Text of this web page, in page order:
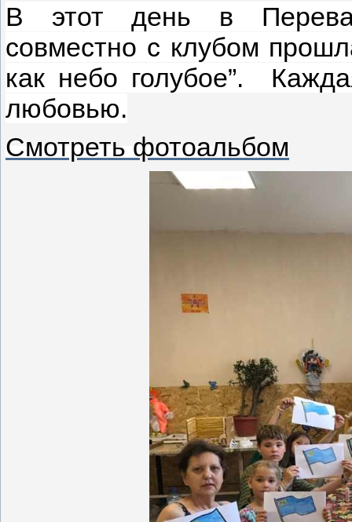
В этот день в
совместно с клубом
как небо голубое”.
любовью.
Смотреть фотоальбом